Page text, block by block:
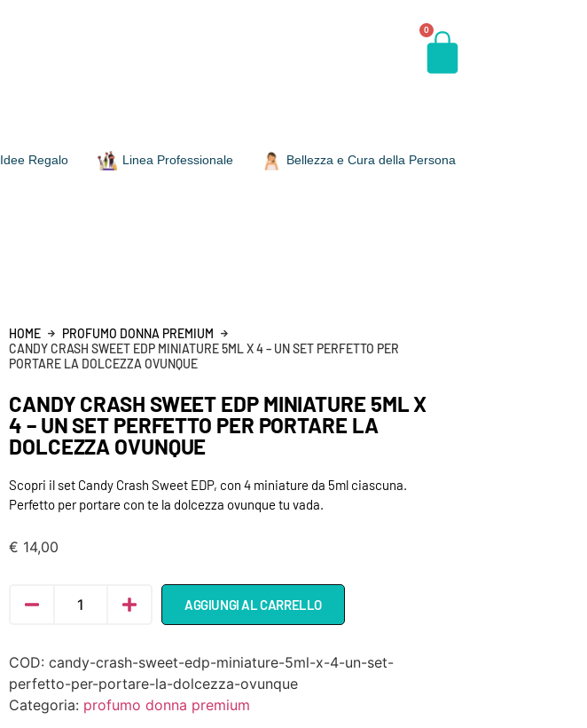
0
Idee Regalo Linea Professionale Bellezza e Cura della Persona
HOME
PROFUMO DONNA PREMIUM
CANDY CRASH SWEET EDP MINIATURE 5ML X 4 – UN SET PERFETTO PER
PORTARE LA DOLCEZZA OVUNQUE
CANDY CRASH SWEET EDP MINIATURE 5ML X
4 – UN SET PERFETTO PER PORTARE LA
DOLCEZZA OVUNQUE
Scopri il set Candy Crash Sweet EDP, con 4 miniature da 5ml ciascuna.
Perfetto per portare con te la dolcezza ovunque tu vada.
€ 14,00
AGGIUNGI AL CARRELLO
COD: candy-crash-sweet-edp-miniature-5ml-x-4-un-set-
perfetto-per-portare-la-dolcezza-ovunque
Categoria: profumo donna premium